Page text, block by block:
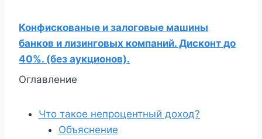
Конфискованые и залоговые машины
банков и лизинговых компаний. Дисконт до
40%. (без аукционов).
Оглавление
Что такое непроцентный доход?
Объяснение